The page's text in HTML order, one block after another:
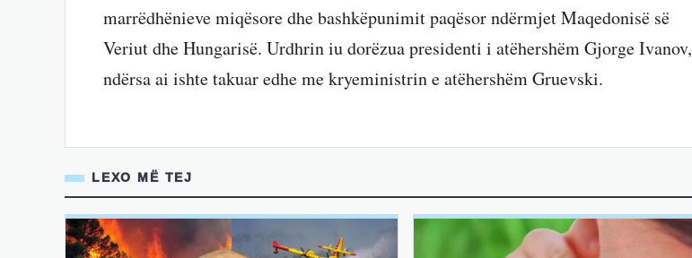
marrëdhënieve miqësore dhe bashkëpunimit paqësor ndërmjet Maqedonisë së
Veriut dhe Hungarisë. Urdhrin iu dorëzua presidenti i atëhershëm Gjorge Ivanov,
ndërsa ai ishte takuar edhe me kryeministrin e atëhershëm Gruevski.
LEXO MË TEJ